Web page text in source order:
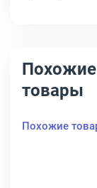
товары
Похожие